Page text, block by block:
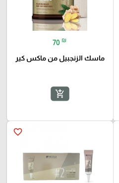
70 ₪
ماسك الزنجبيل من ماكس كير
add_shopping_cart
favorite_border